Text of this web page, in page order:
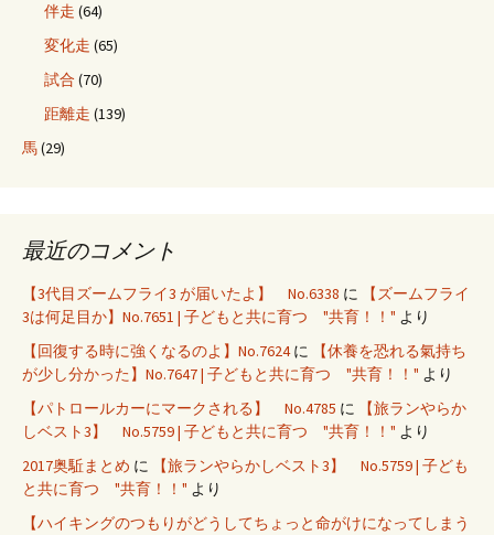
伴走 (64)
変化走 (65)
試合 (70)
距離走 (139)
馬(29)
最近のコメント
【3代目ズームフライ3 が届いたよ】 No.6338 に
【ズームフライ
3は何足目か】No.7651 | 子どもと共に育つ "共育！！" より
【回復する時に強くなるのよ】No.7624に
【休養を恐れる氣持ち
が少し分かった】No.7647 | 子どもと共に育つ "共育！！" より
【パトロールカーにマークされる】 No.4785 に
【旅ランやらか
しベスト3】 No.5759 | 子どもと共に育つ "共育！！" より
2017奥駈まとめ に
【旅ランやらかしベスト3】 No.5759 | 子ども
と共に育つ "共育！！" より
【ハイキングのつもりがどうしてちょっと命がけになってしまう